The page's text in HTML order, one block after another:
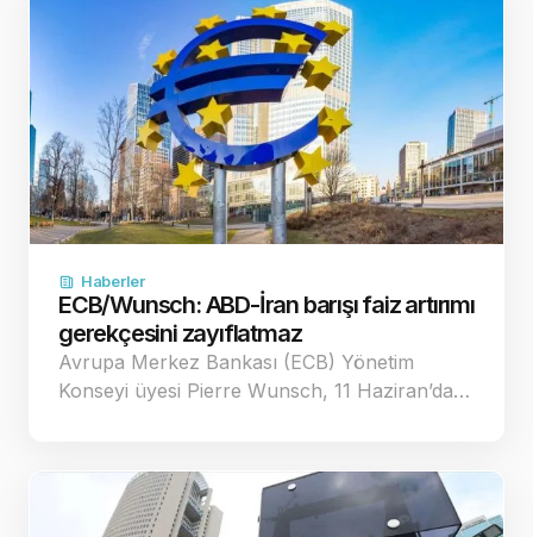
Haberler
ECB/Wunsch: ABD-İran barışı faiz artırımı
gerekçesini zayıflatmaz
Avrupa Merkez Bankası (ECB) Yönetim
Konseyi üyesi Pierre Wunsch, 11 Haziran’da…